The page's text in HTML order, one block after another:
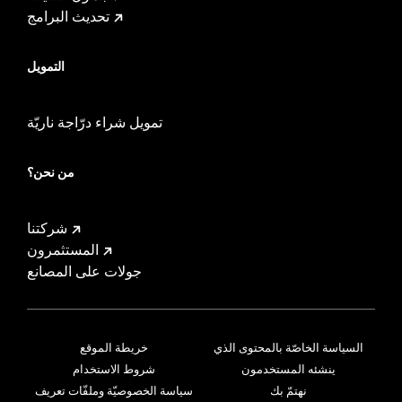
تحديث البرامج
التمويل
تمويل شراء درّاجة ناريّة
من نحن؟
شركتنا
المستثمرون
جولات على المصانع
خريطة الموقع
شروط الاستخدام
سياسة الخصوصيّة وملفّات تعريف
السياسة الخاصّة بالمحتوى الذي
ينشئه المستخدمون
نهتمّ بك